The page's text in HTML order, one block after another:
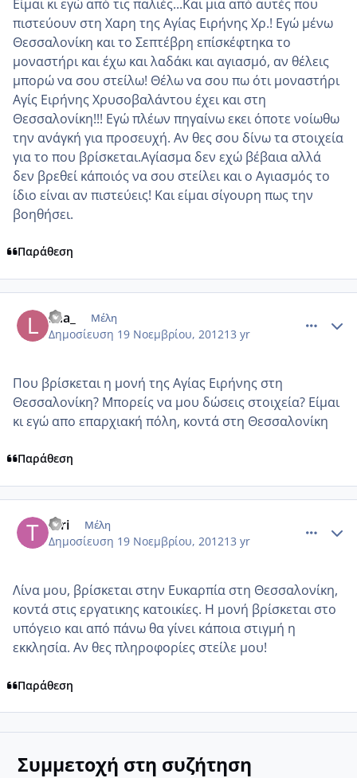
Είμαι κι εγώ από τις παλιές...Και μια από αυτές που
πιστεύουν στη Χαρη της Αγίας Ειρήνης Χρ.! Εγώ μένω
Θεσσαλονίκη και το Σεπτέβρη επίσκέφτηκα το
μοναστήρι και έχω και λαδάκι και αγιασμό, αν θέλεις
μπορώ να σου στείλω! Θέλω να σου πω ότι μοναστήρι
Αγίς Ειρήνης Χρυσοβαλάντου έχει και στη
Θεσσαλονίκη!!! Εγώ πλέων πηγαίνω εκει όποτε νοίωθω
την ανάγκή για προσευχή. Αν θες σου δίνω τα στοιχεία
για το που βρίσκεται.Αγίασμα δεν εχώ βέβαια αλλά
δεν βρεθεί κάποιός να σου στείλει και ο Αγιασμός το
ίδιο είναι αν πιστεύεις! Και είμαι σίγουρη πως την
βοηθήσει.
Παράθεση
lina_ Μέλη
Δημοσίευση 19 Νοεμβρίου, 201213 yr
Που βρίσκεται η μονή της Αγίας Ειρήνης στη
Θεσσαλονίκη? Μπορείς να μου δώσεις στοιχεία? Είμαι
κι εγώ απο επαρχιακή πόλη, κοντά στη Θεσσαλονίκη
Παράθεση
teri Μέλη
Δημοσίευση 19 Νοεμβρίου, 201213 yr
Λίνα μου, βρίσκεται στην Ευκαρπία στη Θεσσαλονίκη,
κοντά στις εργατικης κατοικίες. Η μονή βρίσκεται στο
υπόγειο και από πάνω θα γίνει κάποια στιγμή η
εκκλησία. Αν θες πληροφορίες στείλε μου!
Παράθεση
Συμμετοχή στη συζήτηση